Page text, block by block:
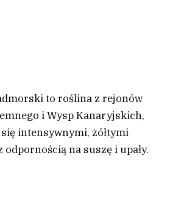
to roślina z rejonów
i Wysp Kanaryjskich,
intensywnymi, żółtymi
na suszę i upały.